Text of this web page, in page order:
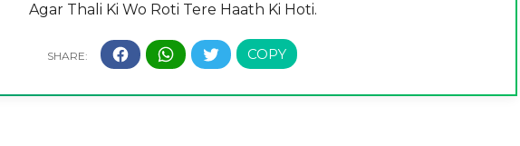
Agar Thali Ki Wo Roti Tere Haath Ki Hoti.